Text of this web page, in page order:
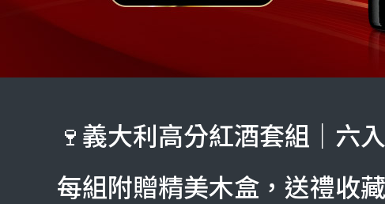
🍷義大利高分紅酒套組｜六
每組附贈精美木盒，送禮收